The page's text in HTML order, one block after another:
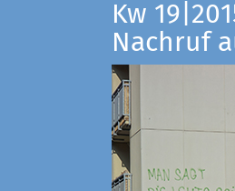
Kw
Nachruf